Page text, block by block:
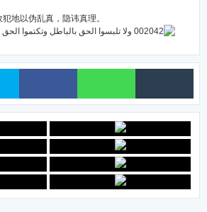
犯地以伪乱真，隐讳真理。